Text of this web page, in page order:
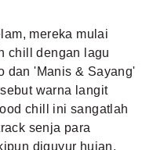
mereka mulai
chill dengan lagu
dan 'Manis & Sayang'
warna langit
chill ini sangatlah
senja para
diguyur hujan,